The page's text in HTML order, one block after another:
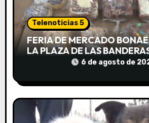
n
d
e
n
Telenoticias 5
FERIA DE MERCADO
LA PLAZA DE LAS
6 de agosto de